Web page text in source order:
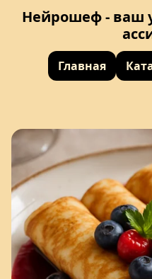
Нейрошеф - ваш
Главная